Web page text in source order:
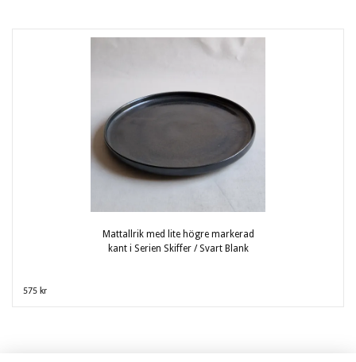
Mattallrik med lite högre markerad
kant i Serien Skiffer / Svart Blank
575 kr